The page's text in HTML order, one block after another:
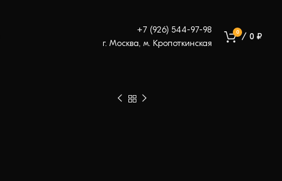
+7 (926) 544-97-98
г. Москва, м. Кропоткинская
0 / 0 ₽